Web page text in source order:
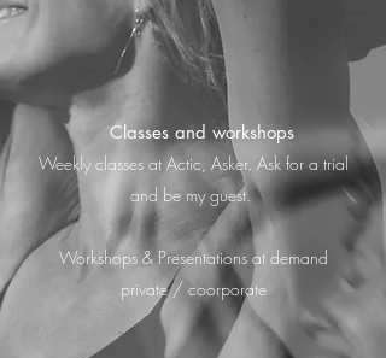
Classes and workshops
Weekly classes at Actic, Asker. Ask for a trial
and be my guest.
Workshops & Presentations at demand
private / coorporate